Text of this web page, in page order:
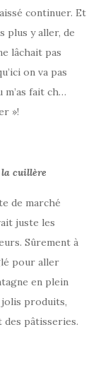
continuer. Et
plus y aller, de
lâchait pas
on va pas
fait ch…
»!
la cuillère
de marché
juste les
Sûrement à
pour aller
en plein
produits,
des pâtisseries.